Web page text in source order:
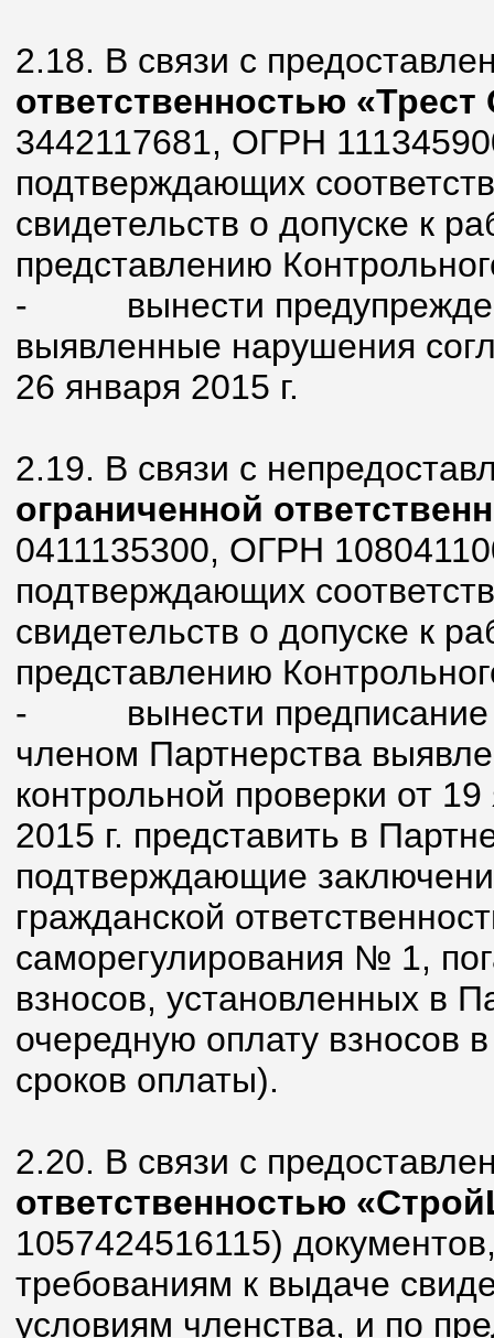
2.18. В связи с
ответственностью
3442117681, ОГРН
подтверждающих
свидетельств о допуске к
представлению
-
вынести
выявленные нарушения
26 января 2015 г.
2.19. В связи с
ограниченной
0411135300, ОГРН
подтверждающих
свидетельств о допуске к
представлению
-
вынести
членом Партнерства
контрольной проверки от
2015 г. представить в
подтверждающие
гражданской
саморегулирования № 1,
взносов, установленных в
очередную оплату взносов
сроков оплаты).
2.20. В связи с
ответственностью
1057424516115)
требованиям к выдаче
условиям членства, и по